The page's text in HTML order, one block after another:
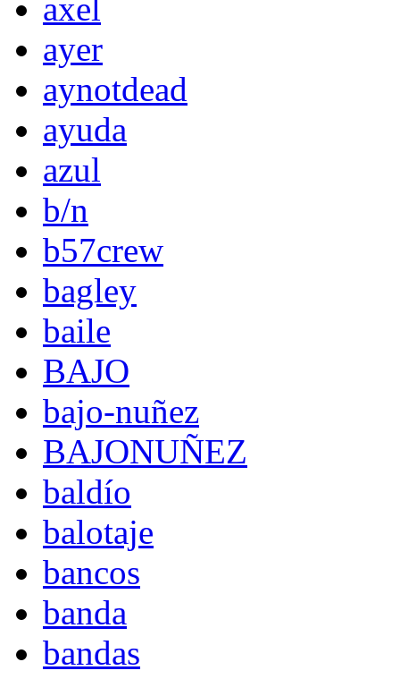
axel
ayer
aynotdead
ayuda
azul
b/n
b57crew
bagley
baile
BAJO
bajo-nuñez
BAJONUÑEZ
baldío
balotaje
bancos
banda
bandas